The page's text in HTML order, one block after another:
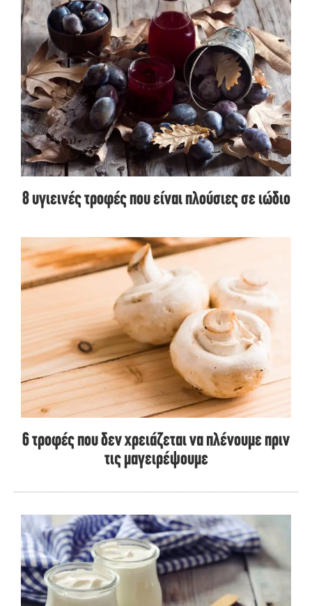
8 υγιεινές τροφές που είναι πλούσιες σε ιώδιο
6 τροφές που δεν χρειάζεται να πλένουμε πριν
τις μαγειρέψουμε